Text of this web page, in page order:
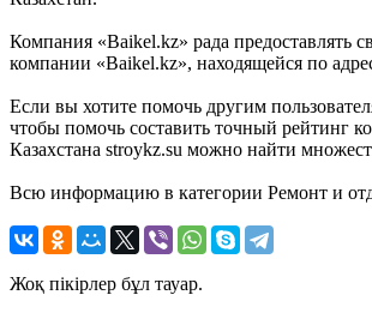
Компания «Baikel.kz» рада предоставлять
компании «Baikel.kz», находящейся по
Если вы хотите помочь другим
чтобы помочь составить точный рейтинг
Казахстана stroykz.su можно найти
Всю информацию в категории Ремонт и
Жоқ пікірлер бұл тауар.